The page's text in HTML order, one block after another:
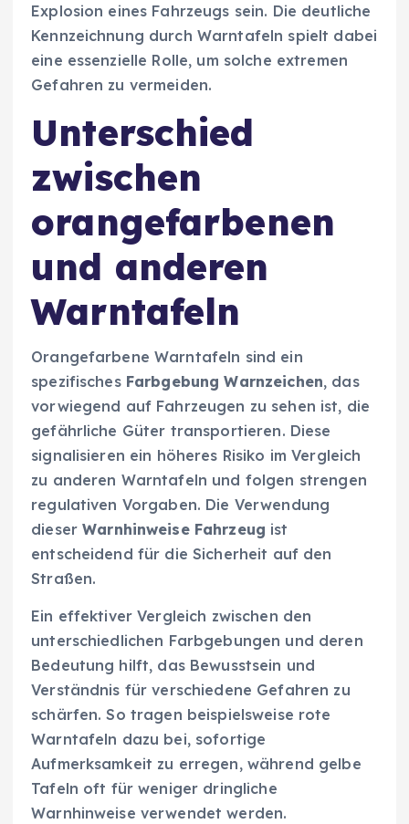
Explosion eines Fahrzeugs sein. Die deutliche
Kennzeichnung durch Warntafeln spielt dabei
eine essenzielle Rolle, um solche extremen
Gefahren zu vermeiden.
Unterschied
zwischen
orangefarbenen
und anderen
Warntafeln
Orangefarbene Warntafeln sind ein
spezifisches Farbgebung Warnzeichen, das
vorwiegend auf Fahrzeugen zu sehen ist, die
gefährliche Güter transportieren. Diese
signalisieren ein höheres Risiko im Vergleich
zu anderen Warntafeln und folgen strengen
regulativen Vorgaben. Die Verwendung
dieserWarnhinweise Fahrzeug ist
entscheidend für die Sicherheit auf den
Straßen.
Ein effektiver Vergleich zwischen den
unterschiedlichen Farbgebungen und deren
Bedeutung hilft, das Bewusstsein und
Verständnis für verschiedene Gefahren zu
schärfen. So tragen beispielsweise rote
Warntafeln dazu bei, sofortige
Aufmerksamkeit zu erregen, während gelbe
Tafeln oft für weniger dringliche
Warnhinweise verwendet werden.